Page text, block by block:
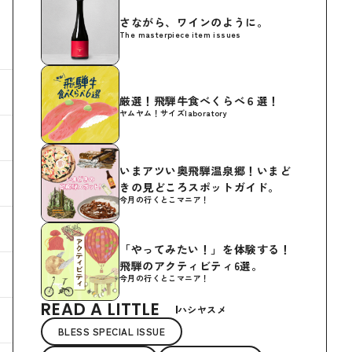
The masterpiece item issues
さながら、ワインのように。
ヤムヤム！サイズlaboratory
厳選！飛騨牛食べくらべ６選！
今月の行くとこマニア！
いまアツい奥飛騨温泉郷！いまど
きの見どころスポットガイド。
今月の行くとこマニア！
「やってみたい！」を体験する！
飛騨のアクティビティ6選。
READ A LITTLE
ハシヤスメ
BLESS SPECIAL ISSUE